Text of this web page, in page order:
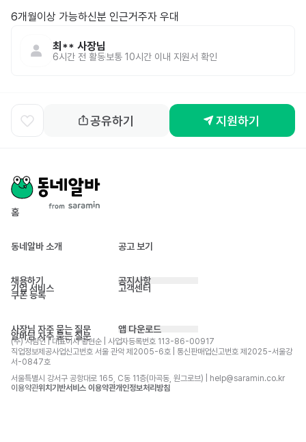
6개월이상 가능하신분 인근거주자 우대
최** 사장님
6시간 전 활동보통 10시간 이내 지원서 확인
공유하기 지원하기
홈
동네알바 소개 공고 보기
채용하기
기업 서비스
쿠폰 등록
공지사항
고객센터
사장님 자주 묻는 질문
알바님 자주 묻는 질문
앱 다운로드
(주) 사람인 | 대표이사 황현순 | 사업자등록번호 113-86-00917
직업정보제공사업신고번호 서울 관악 제2005-6호 | 통신판매업신고번호 제2025-서울강
서-0847호
서울특별시 강서구 공항대로 165, C동 11층(마곡동, 원그로브) | help@saramin.co.kr
이용약관위치기반서비스 이용약관개인정보처리방침